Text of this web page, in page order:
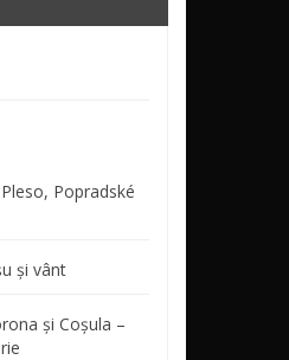
Popradské
și vânt
și Coșula –